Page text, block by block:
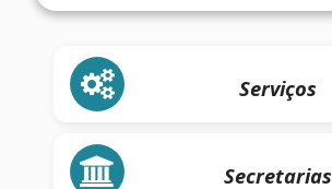
Serviços
Secretarias